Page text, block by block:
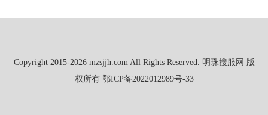
Copyright 2015-2026 mzsjjh.com All Rights Reserved. 明珠搜服网 版
权所有 鄂ICP备2022012989号-33